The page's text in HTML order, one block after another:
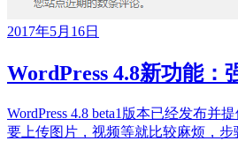
2017年5月16日
WordPress 4.8新功能：
WordPress 4.8 beta1版本已经发布并
要上传图片，视频等就比较麻烦，步